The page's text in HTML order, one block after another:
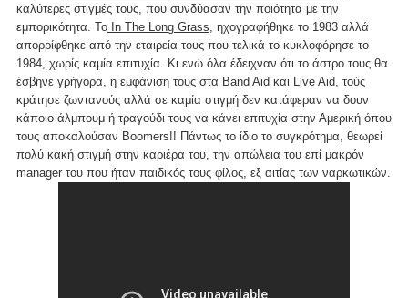
καλύτερες στιγμές τους, που συνδύασαν την ποιότητα με την
εμπορικότητα. Το In The Long Grass, ηχογραφήθηκε το 1983 αλλά
απορρίφθηκε από την εταιρεία τους που τελικά το κυκλοφόρησε το
1984, χωρίς καμία επιτυχία. Κι ενώ όλα έδειχναν ότι το άστρο τους θα
έσβηνε γρήγορα, η εμφάνιση τους στα Band Aid και Live Aid, τούς
κράτησε ζωντανούς αλλά σε καμία στιγμή δεν κατάφεραν να δουν
κάποιο άλμπουμ ή τραγούδι τους να κάνει επιτυχία στην Αμερική όπου
τους αποκαλούσαν Boomers!! Πάντως το ίδιο το συγκρότημα, θεωρεί
πολύ κακή στιγμή στην καριέρα του, την απώλεια του επί μακρόν
manager του που ήταν παιδικός τους φίλος, εξ αιτίας των ναρκωτικών.